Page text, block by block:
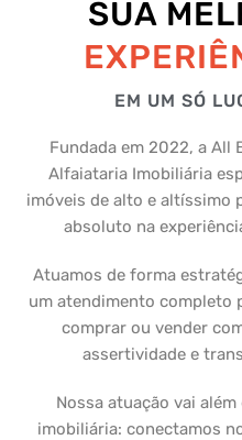
SUA
EM UM SÓ
Fundada em 2022, a All
Alfaiataria Imobiliária
imóveis de alto e altíssimo
absoluto na
Atuamos de forma
um atendimento completo
comprar ou vender
assertividade e
Nossa atuação vai
imobiliária: conectamos